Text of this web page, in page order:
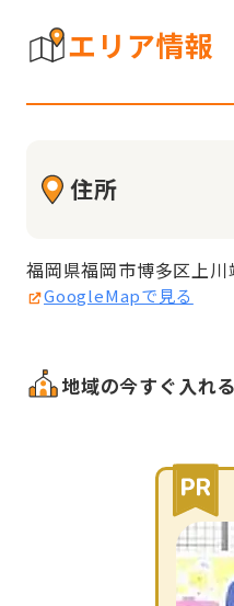
エリア情報
住所
福岡県福岡市博多区上川
GoogleMapで見る
地域の今すぐ入れ